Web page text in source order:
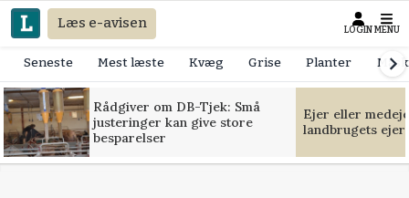
Læs e-avisen LOGIN MENU
Seneste Mest læste Kvæg Grise Planter
Rådgiver om DB-Tjek: Små
justeringer kan give store
besparelser
Ejer eller
landbrugets